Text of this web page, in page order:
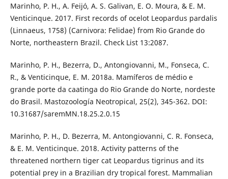
Marinho, P. H., A. Feijó, A. S. Galivan, E. O. Moura, & E. M.
Venticinque. 2017. First records of ocelot Leopardus pardalis
(Linnaeus, 1758) (Carnivora: Felidae) from Rio Grande do
Norte, northeastern Brazil. Check List 13:2087.
Marinho, P. H., Bezerra, D., Antongiovanni, M., Fonseca, C.
R., & Venticinque, E. M. 2018a. Mamíferos de médio e
grande porte da caatinga do Rio Grande do Norte, nordeste
do Brasil. Mastozoología Neotropical, 25(2), 345-362. DOI:
10.31687/saremMN.18.25.2.0.15
Marinho, P. H., D. Bezerra, M. Antongiovanni, C. R. Fonseca,
& E. M. Venticinque. 2018. Activity patterns of the
threatened northern tiger cat Leopardus tigrinus and its
potential prey in a Brazilian dry tropical forest. Mammalian